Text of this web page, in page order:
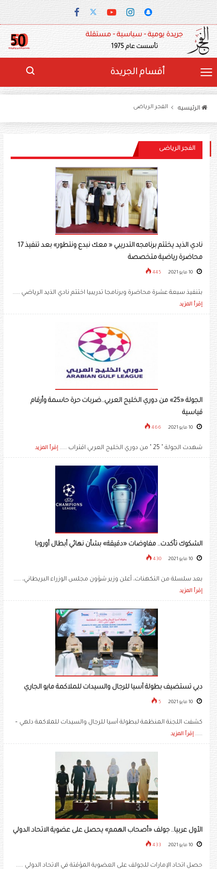
جريدة يومية - سياسية - مستقلة
تأسست عام 1975
أقسام الجريدة
الرئيسيه الفجر الرياضى
الفجر الرياضى
نادي الذيد يختتم برنامجه التدريبي « معك نبدع ونتطور» بعد تنفيذ 17
محاضرة رياضية متخصصة
445
بتنفيذ سبعة عشرة محاضرة وبرنامجا تدريبيا اختتم نادي الذيد الرياضي .....
إقرأ المزيد
الجولة «25» من دوري الخليج العربي..ضربات حرة حاسمة وأرقام
قياسية
466
شهدت الجولة " 25 " من دوري الخليج العربي اقتراب ..... إقرأ المزيد
الشكوك تأكدت.. مفاوضات «دقيقة» بشأن نهائي أبطال أوروبا
430
بعد سلسلة من التكهنات، أعلن وزير شؤون مجلس الوزراء البريطاني، .....
إقرأ المزيد
دبي تستضيف بطولة آسيا للرجال والسيدات للملاكمة مايو الجاري
5
كشفت اللجنة المنظمة لبطولة آسيا للرجال والسيدات للملاكمة دلهي –
..... إقرأ المزيد
الأول عربيا.. جولف «أصحاب الهمم» يحصل على عضوية الاتحاد الدولي
433
حصل اتحاد الإمارات للجولف على العضوية المؤقتة في الاتحاد الدولي .....